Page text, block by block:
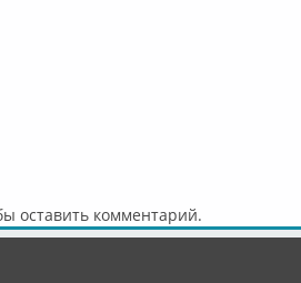
оставить комментарий.